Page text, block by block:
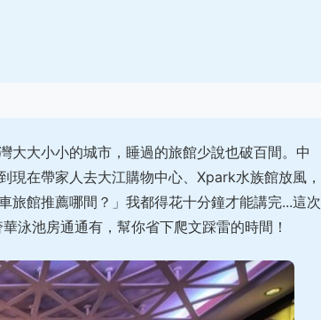
大大小小的城市，睡過的旅館少說也破百間。中
在帶家人去大江購物中心、Xpark水族館放風，
旅館推薦哪間？」我都得花十分鐘才能講完...這次
泳池房通通有，幫你省下爬文踩雷的時間！